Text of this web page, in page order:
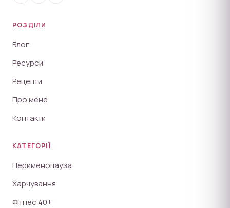
РОЗДІЛИ
Блог
Ресурси
Рецепти
Про мене
Контакти
КАТЕГОРІЇ
Перименопауза
Харчування
Фітнес 40+